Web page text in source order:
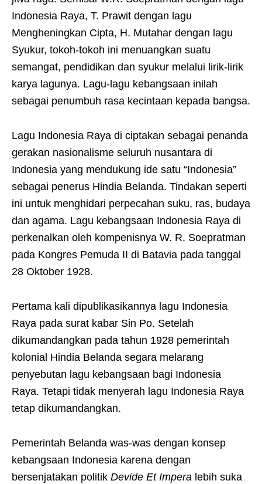
Indonesia Raya, T. Prawit dengan lagu
Mengheningkan Cipta, H. Mutahar dengan lagu
Syukur, tokoh-tokoh ini menuangkan suatu
semangat, pendidikan dan syukur melalui lirik-lirik
karya lagunya. Lagu-lagu kebangsaan inilah
sebagai penumbuh rasa kecintaan kepada bangsa.
Lagu Indonesia Raya di ciptakan sebagai penanda
gerakan nasionalisme seluruh nusantara di
Indonesia yang mendukung ide satu “Indonesia”
sebagai penerus Hindia Belanda. Tindakan seperti
ini untuk menghidari perpecahan suku, ras, budaya
dan agama. Lagu kebangsaan Indonesia Raya di
perkenalkan oleh kompenisnya W. R. Soepratman
pada Kongres Pemuda II di Batavia pada tanggal
28 Oktober 1928.
Pertama kali dipublikasikannya lagu Indonesia
Raya pada surat kabar Sin Po. Setelah
dikumandangkan pada tahun 1928 pemerintah
kolonial Hindia Belanda segara melarang
penyebutan lagu kebangsaan bagi Indonesia
Raya. Tetapi tidak menyerah lagu Indonesia Raya
tetap dikumandangkan.
Pemerintah Belanda was-was dengan konsep
kebangsaan Indonesia karena dengan
bersenjatakan politik Devide Et Impera lebih suka